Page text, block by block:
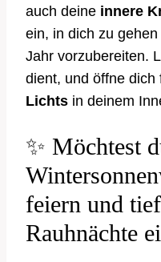
auch deine innere
ein, in dich zu
Jahr vorzubereiten.
dient, und öffne dich
Lichts in deinem
✨ Möchtest
feiern und
Rauhnächte